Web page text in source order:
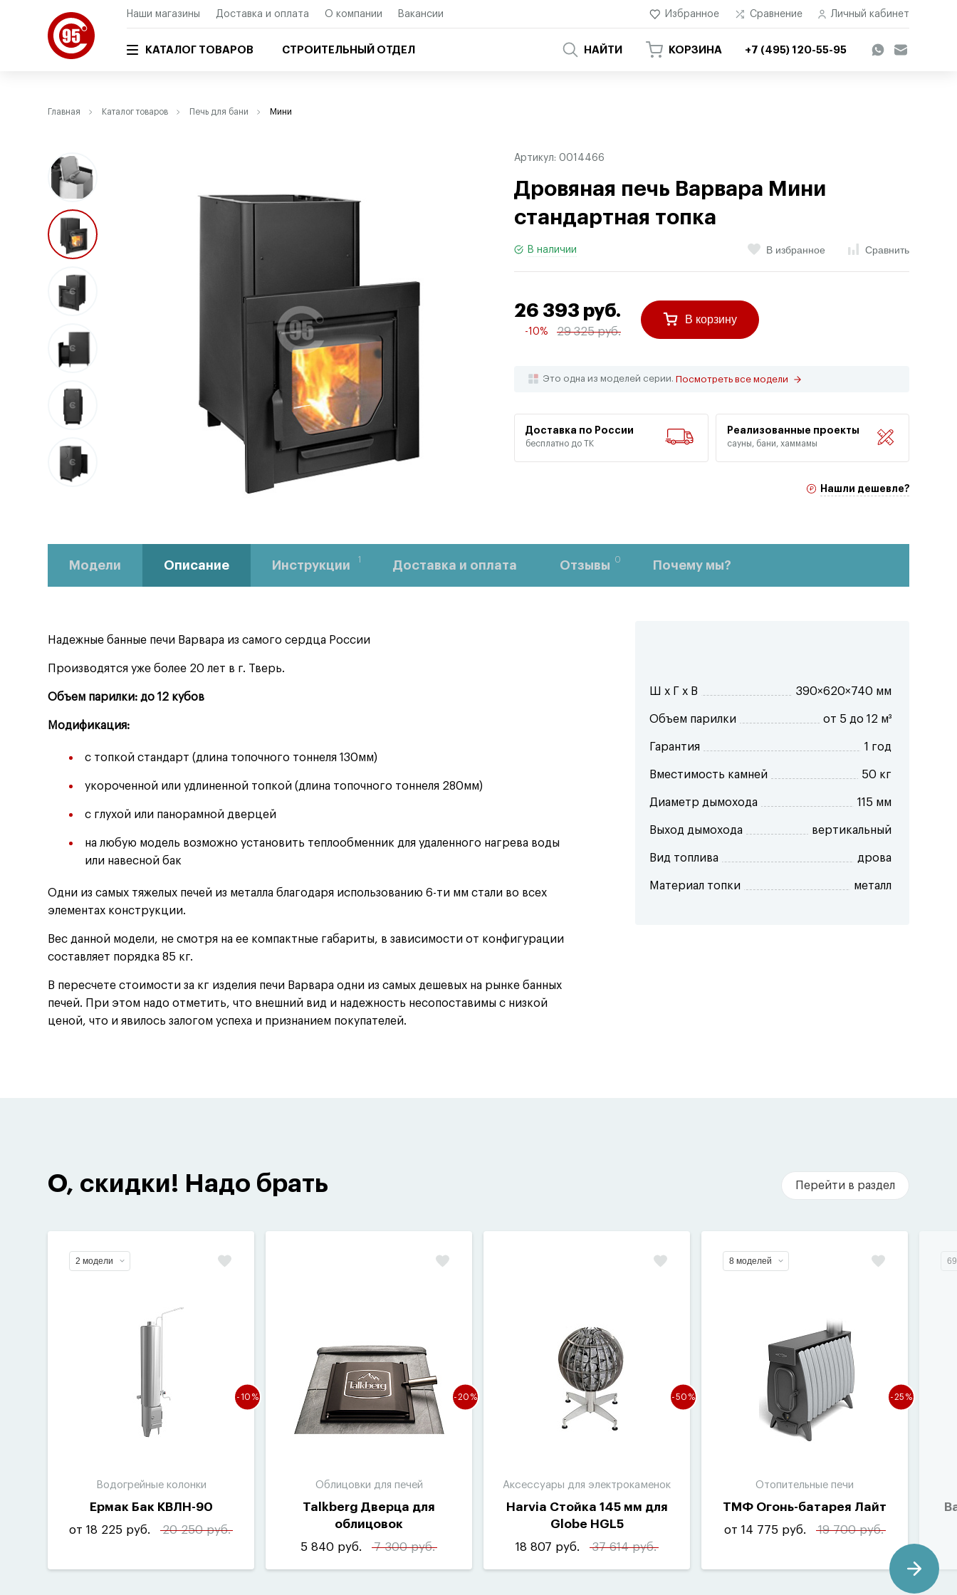
Наши магазины Доставка и оплата О компании Вакансии Избранное Сравнение Личный кабинет
КАТАЛОГ ТОВАРОВ СТРОИТЕЛЬНЫЙ ОТДЕЛ НАЙТИ КОРЗИНА +7 (495) 120-55-95
Главная Каталог товаров Печь для бани Мини
Артикул: 0014466
Дровяная печь Варвара Мини
стандартная топка
В наличии В избранное Сравнить
26 393 руб.
-10% 29 325 руб.
В корзину
Это одна из моделей серии. Посмотреть все модели
Доставка по России
бесплатно до ТК
Реализованные проекты
сауны, бани, хаммамы
Нашли дешевле?
Модели Описание Инструкции 1 Доставка и оплата Отзывы 0 Почему мы?
Надежные банные печи Варвара из самого сердца России
Производятся уже более 20 лет в г. Тверь.
Объем парилки: до 12 кубов
Модификация:
с топкой стандарт (длина топочного тоннеля 130мм)
укороченной или удлиненной топкой (длина топочного тоннеля 280мм)
с глухой или панорамной дверцей
на любую модель возможно установить теплообменник для удаленного нагрева воды
или навесной бак
Одни из самых тяжелых печей из металла благодаря использованию 6-ти мм стали во всех
элементах конструкции.
Вес данной модели, не смотря на ее компактные габариты, в зависимости от конфигурации
составляет порядка 85 кг.
В пересчете стоимости за кг изделия печи Варвара одни из самых дешевых на рынке банных
печей. При этом надо отметить, что внешний вид и надежность несопоставимы с низкой
ценой, что и явилось залогом успеха и признанием покупателей.
Ш x Г x В 390×620×740 мм
Объем парилки от 5 до 12 м³
Гарантия 1 год
Вместимость камней 50 кг
Диаметр дымохода 115 мм
Выход дымохода вертикальный
Вид топлива дрова
Материал топки металл
О, скидки! Надо брать Перейти в раздел
2 модели
-10%
Водогрейные колонки
Ермак Бак КВЛН-90
от 18 225 руб.
20 250 руб.
-20%
Облицовки для печей
Talkberg Дверца для
облицовок
5 840 руб.
7 300 руб.
-50%
Аксессуары для электрокаменок
Harvia Стойка 145 мм для
Globe HGL5
18 807 руб.
37 614 руб.
8 моделей
-25%
Отопительные печи
ТМФ Огонь-батарея Лайт
от 14 775 руб.
19 700 руб.